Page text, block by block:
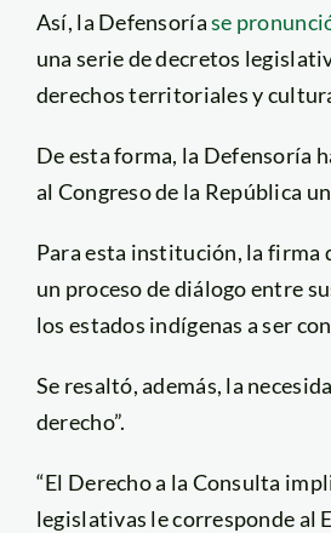
Así, la Defensoríase
una serie de decretos
derechos territoriales y
De esta forma, la Defensoría
al Congreso de la República
Para esta institución, la firma
un proceso de diálogo entre
los estados indígenas a ser
Se resaltó, además, la
derecho”.
“El Derecho a la Consulta
legislativas le corresponde al